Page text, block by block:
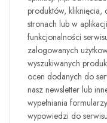
produktów, kliknięcia,
stronach lub w
funkcjonalności
zalogowanych
wyszukiwanych
ocen dodanych do
nasz newsletter lub
wypełniania
wypowiedzi do